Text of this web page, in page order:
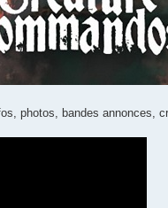
photos, bandes annonces,